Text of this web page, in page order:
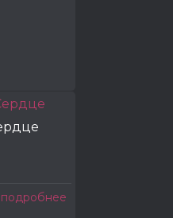
подробнее